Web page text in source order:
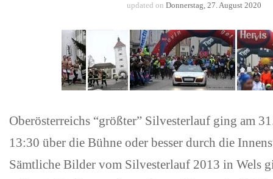
updated on Donnerstag, 27. August 2020
Oberösterreichs “größter” Silvesterlauf ging am
13:30 über die Bühne oder besser durch die
Sämtliche Bilder vom Silvesterlauf 2013 in Wels